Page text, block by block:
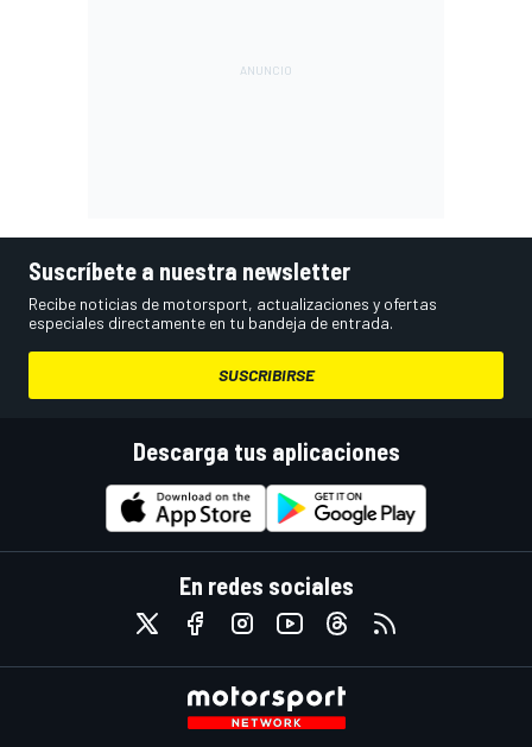
Suscríbete a nuestra newsletter
Recibe noticias de motorsport, actualizaciones y ofertas
especiales directamente en tu bandeja de entrada.
SUSCRIBIRSE
Descarga tus aplicaciones
En redes sociales